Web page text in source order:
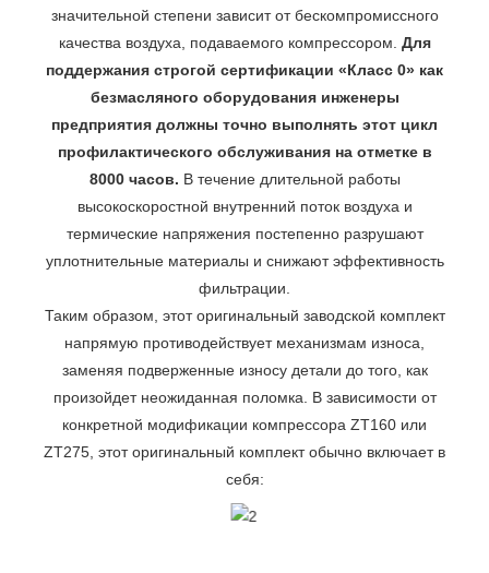
значительной степени зависит от бескомпромиссного
качества воздуха, подаваемого компрессором. Для
поддержания строгой сертификации «Класс 0» как
безмасляного оборудования инженеры
предприятия должны точно выполнять этот цикл
профилактического обслуживания на отметке в
8000 часов. В течение длительной работы
высокоскоростной внутренний поток воздуха и
термические напряжения постепенно разрушают
уплотнительные материалы и снижают эффективность
фильтрации.
Таким образом, этот оригинальный заводской комплект
напрямую противодействует механизмам износа,
заменяя подверженные износу детали до того, как
произойдет неожиданная поломка. В зависимости от
конкретной модификации компрессора ZT160 или
ZT275, этот оригинальный комплект обычно включает в
себя: